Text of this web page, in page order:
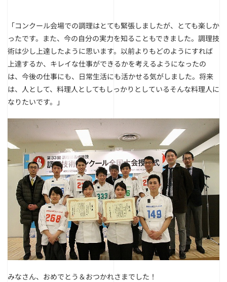
「コンクール会場での調理はとても緊張しましたが、とても楽しか
ったです。また、今の自分の実力を知ることもできました。調理技
術は少し上達したように思います。以前よりもどのようにすれば
上達するか、キレイな仕事ができるかを考えるようになったの
は、今後の仕事にも、日常生活にも活かせる気がしました。将来
は、人として、料理人としてもしっかりとしているそんな料理人に
なりたいです。」
みなさん、おめでとう＆おつかれさまでした！